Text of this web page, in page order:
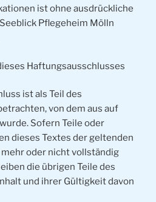
ist ohne ausdrückliche
Pflegeheim Mölln
Haftungsausschlusses
ist als Teil des
von dem aus auf
Sofern Teile oder
dieses Textes der geltenden
oder nicht vollständig
die übrigen Teile des
und ihrer Gültigkeit davon